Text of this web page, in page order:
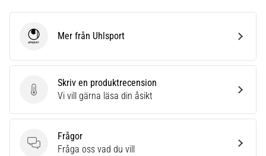
Skriv en produktrecension
Skriv en produktrecension
Vi vill gärna läsa din åsikt
Frågor
Frågor
Fråga oss vad du vill
UhlsportMer från Uhlsport